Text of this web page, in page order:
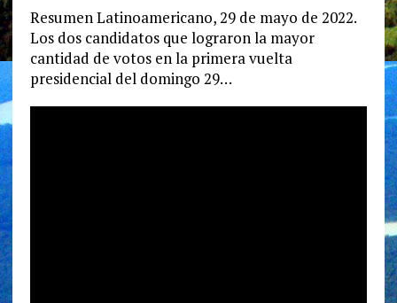
Resumen Latinoamericano, 29 de mayo de 2022.
Los dos candidatos que lograron la mayor
cantidad de votos en la primera vuelta
presidencial del domingo 29…